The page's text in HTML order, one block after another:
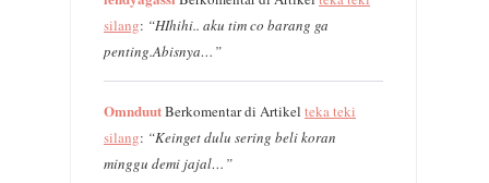
silang: “HIhihi.. aku tim co barang ga
penting.Abisnya…”
OmnduutBerkomentar di Artikel teka teki
silang: “Keinget dulu sering beli koran
minggu demi jajal…”